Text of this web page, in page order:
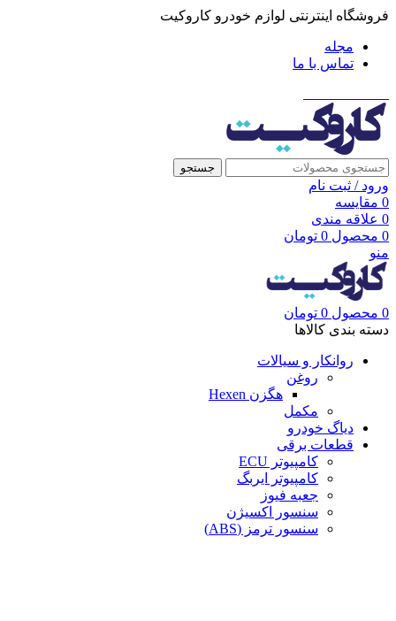
فروشگاه اینترنتی لوازم خودرو کاروکیت
مجله
تماس با ما
جستجو
ورود / ثبت نام
0 مقایسه
0 علاقه مندی
0 محصول 0 تومان
منو
0 محصول 0 تومان
دسته بندی کالاها
روانکار و سیالات
روغن
هگزن Hexen
مکمل
دیاگ خودرو
قطعات برقی
کامپیوتر ECU
کامپیوتر ایربگ
جعبه فیوز
سنسور اکسیژن
سنسور ترمز (ABS)